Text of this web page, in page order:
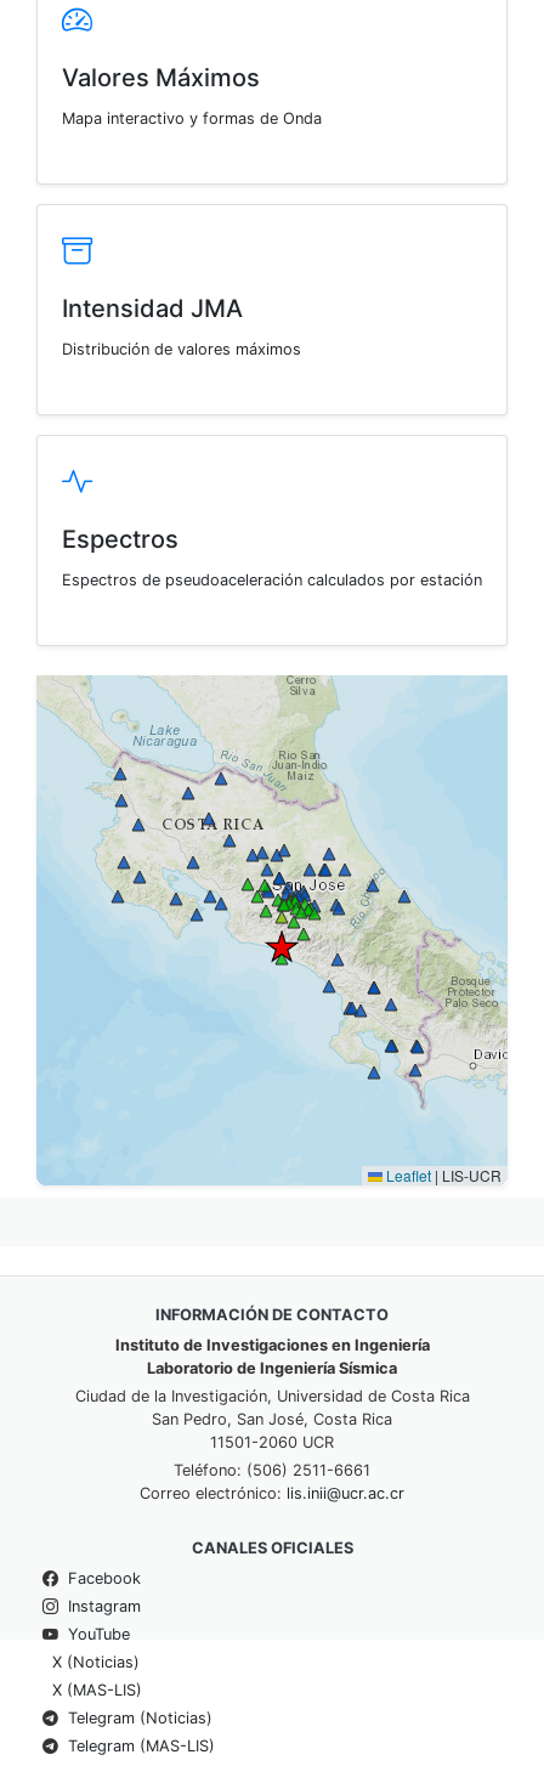
Valores Máximos
Mapa interactivo y formas de Onda
Intensidad JMA
Distribución de valores máximos
Espectros
Espectros de pseudoaceleración calculados por estación
Leaflet | LIS-UCR
INFORMACIÓN DE CONTACTO
Instituto de Investigaciones en Ingeniería
Laboratorio de Ingeniería Sísmica
Ciudad de la Investigación, Universidad de Costa Rica
San Pedro, San José, Costa Rica
11501-2060 UCR
Teléfono: (506) 2511-6661
Correo electrónico: lis.inii@ucr.ac.cr
CANALES OFICIALES
Facebook
Instagram
YouTube
X (Noticias)
X (MAS-LIS)
Telegram (Noticias)
Telegram (MAS-LIS)